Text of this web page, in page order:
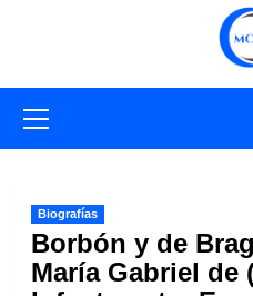
primario
Biografías
Borbón y de
María Gabriel de